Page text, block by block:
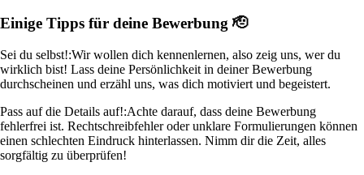
Einige Tipps für deine Bewerbung 🫡
Sei du selbst!:Wir wollen dich kennenlernen, also zeig uns, wer du
wirklich bist! Lass deine Persönlichkeit in deiner Bewerbung
durchscheinen und erzähl uns, was dich motiviert und begeistert.
Pass auf die Details auf!:Achte darauf, dass deine Bewerbung
fehlerfrei ist. Rechtschreibfehler oder unklare Formulierungen können
einen schlechten Eindruck hinterlassen. Nimm dir die Zeit, alles
sorgfältig zu überprüfen!